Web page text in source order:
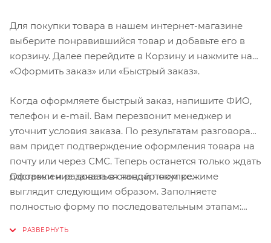
Для покупки товара в нашем интернет-магазине
выберите понравившийся товар и добавьте его в
корзину. Далее перейдите в Корзину и нажмите на
«Оформить заказ» или «Быстрый заказ».
Когда оформляете быстрый заказ, напишите ФИО,
телефон и e-mail. Вам перезвонит менеджер и
уточнит условия заказа. По результатам разговора
вам придет подтверждение оформления товара на
почту или через СМС. Теперь останется только ждать
доставки и радоваться новой покупке.
Оформление заказа в стандартном режиме
выглядит следующим образом. Заполняете
полностью форму по последовательным этапам: